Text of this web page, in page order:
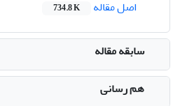
اصل مقاله
734.8 K
سابقه مقاله
هم رسانی